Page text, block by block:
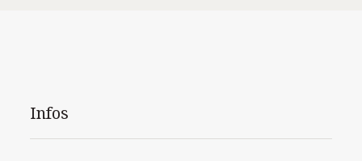
Infos